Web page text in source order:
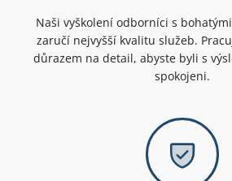
Naši vyškolení odborníci s
zaručí nejvyšší kvalitu služeb.
důrazem na detail, abyste byli s
spokojeni.